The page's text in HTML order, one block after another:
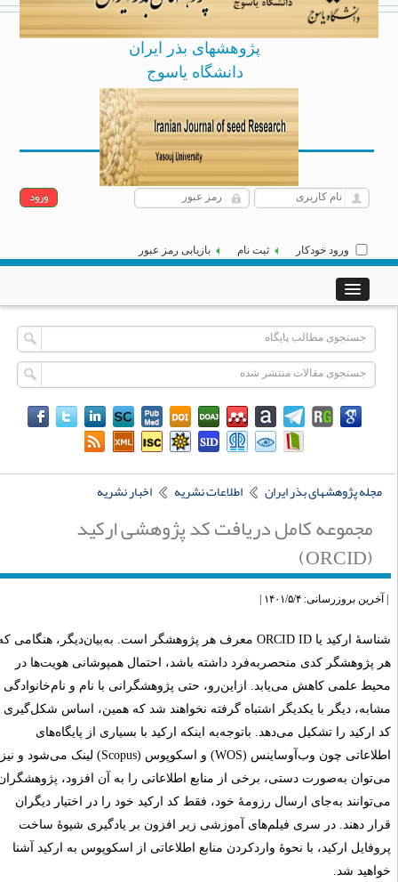
پژوهشهای بذر ایران
دانشگاه یاسوج
|
English
[Archive ]
ورود خودکار ثبت نام بازیابی رمز عبور
مجله پژوهشهای بذر ایران اطلاعات نشریه اخبار نشریه
مجموعه کامل دریافت کد پژوهشی ارکید
بروزرسانی: ۱۴۰۱/۵/۴ |
شناسۀ ارکید یا ORCID ID معرف هر پژوهشگر است. به‌بیان‌دیگر، هنگامی که
هر پژوهشگر کدی منحصربه‌‎فرد داشته باشد، احتمال همپوشانی هویت‌ها در
علمی کاهش می‌یابد. ازاین‌رو، حتی پژوهشگرانی با نام و نام‌خانوادگی
دیگر با یکدیگر اشتباه گرفته نخواهند شد که همین، اساس شکل‌گیری
ارکید را تشکیل می‌دهد. باتوجه‌به اینکه ارکید با بسیاری از پایگاه‌های
اطلاعاتی چون وب‌آو‌ساینس (WOS) و اسکوپوس (Scopus) لینک می‌شود و نیز
به‌صورت دستی، برخی از منابع اطلاعاتی را به آن افزود، پژوهشگران
به‌جای ارسال رزومۀ خود، فقط کد ارکید خود را در اختیار دیگران
دهند. در سری فیلم‌های آموزشی زیر افزون بر یادگیری شیوۀ ساخت
ارکید، با نحوۀ واردکردن منابع اطلاعاتی از اسکوپوس به ارکید آشنا
شد.